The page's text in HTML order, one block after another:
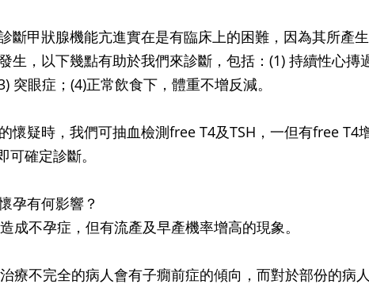
甲狀腺機能亢進實在是有臨床上的困難，因為其所產
生，以下幾點有助於我們來診斷，包括：(1) 持續性心摶
突眼症；(4)正常飲食下，體重不增反減。
疑時，我們可抽血檢測free T4及TSH，一但有free T4
可確定診斷。
孕有何影響？
成不孕症，但有流產及早產機率增高的現象。
療不完全的病人會有子癇前症的傾向，而對於部份的病